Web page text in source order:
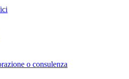
o consulenza